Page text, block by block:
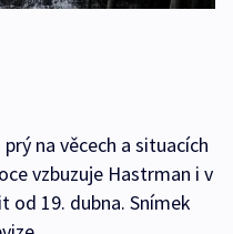
na věcech a situacích
vzbuzuje Hastrman i v
od 19. dubna. Snímek